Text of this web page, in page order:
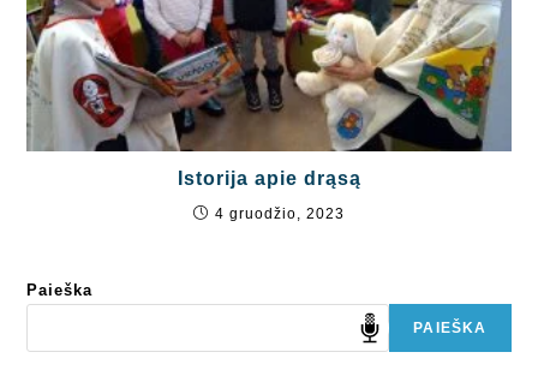
Istorija apie drąsą
4 gruodžio, 2023
Paieška
PAIEŠKA